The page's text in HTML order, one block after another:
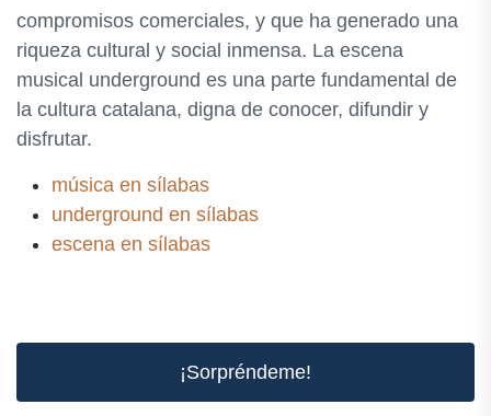
compromisos comerciales, y que ha generado una
riqueza cultural y social inmensa. La escena
musical underground es una parte fundamental de
la cultura catalana, digna de conocer, difundir y
disfrutar.
música en sílabas
underground en sílabas
escena en sílabas
¡Sorpréndeme!